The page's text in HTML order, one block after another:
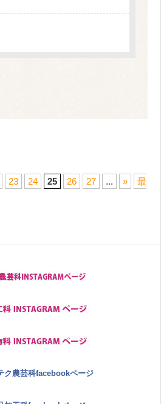
23 24 25 26 27 ... »
最
ク農芸科facebookページ